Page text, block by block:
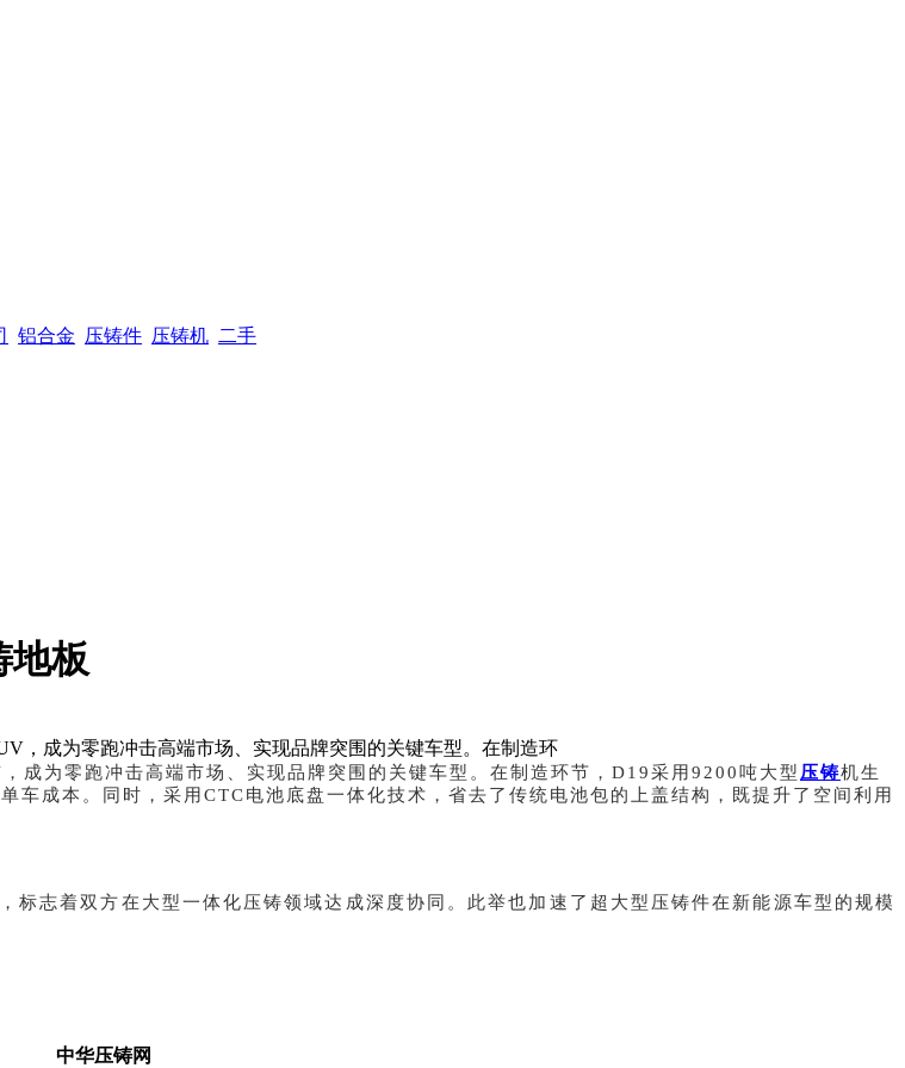
铝合金 压铸件 压铸机 二手
地板
，成为零跑冲击高端市场、实现品牌突围的关键车型。在制造环
成为零跑冲击高端市场、实现品牌突围的关键车型。在制造环节，D19采用9200吨大型压铸机生
成本。同时，采用CTC电池底盘一体化技术，省去了传统电池包的上盖结构，既提升了空间利用
志着双方在大型一体化压铸领域达成深度协同。此举也加速了超大型压铸件在新能源车型的规模
中华压铸网